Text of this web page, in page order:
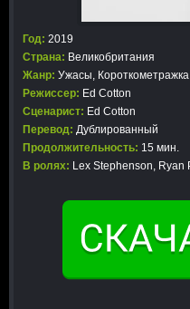
Год: 2019
Страна: Великобритания
Жанр: Ужасы, Короткометражка
Режиссер: Ed Cotton
Сценарист: Ed Cotton
Перевод: Дублированный
Продолжительность: 15 мин.
В ролях: Lex Stephenson, Ryan